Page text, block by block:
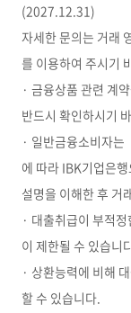
(2027.12.31)
자세한 문의는 거래
를 이용하여 주시기
· 금융상품 관련 계
반드시 확인하시기
· 일반금융소비자
에 따라 IBK기업은
설명을 이해한 후 거
· 대출취급이 부적
이 제한될 수 있습니
· 상환능력에 비해
할 수 있습니다.